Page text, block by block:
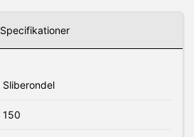
Specifikationer
Sliberondel
150